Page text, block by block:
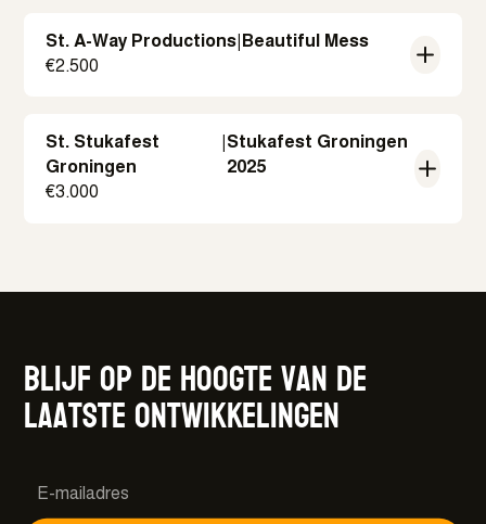
St. A-Way Productions Beautiful Mess
€2.500
St. Stukafest
Groningen
Stukafest Groningen
2025
€3.000
Blijf op de hoogte van de
laatste ontwikkelingen